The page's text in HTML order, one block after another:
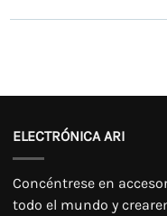
ELECTRÓNICA ARI
Concéntrese en
todo el mundo y